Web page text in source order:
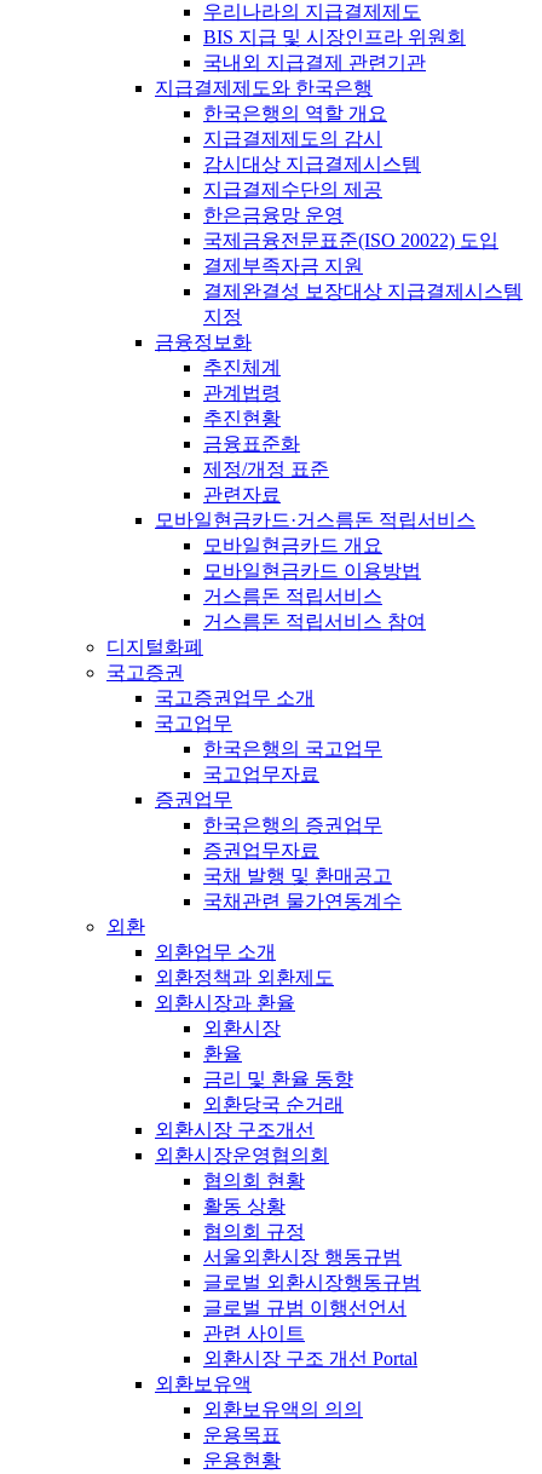
우리나라의 지급결제제도
BIS 지급 및 시장인프라 위원회
국내외 지급결제 관련기관
지급결제제도와 한국은행
한국은행의 역할 개요
지급결제제도의 감시
감시대상 지급결제시스템
지급결제수단의 제공
한은금융망 운영
국제금융전문표준(ISO 20022) 도입
결제부족자금 지원
결제완결성 보장대상 지급결제시스템
지정
금융정보화
추진체계
관계법령
추진현황
금융표준화
제정/개정 표준
관련자료
모바일현금카드·거스름돈 적립서비스
모바일현금카드 개요
모바일현금카드 이용방법
거스름돈 적립서비스
거스름돈 적립서비스 참여
디지털화폐
국고증권
국고증권업무 소개
국고업무
한국은행의 국고업무
국고업무자료
증권업무
한국은행의 증권업무
증권업무자료
국채 발행 및 환매공고
국채관련 물가연동계수
외환
외환업무 소개
외환정책과 외환제도
외환시장과 환율
외환시장
환율
금리 및 환율 동향
외환당국 순거래
외환시장 구조개선
외환시장운영협의회
협의회 현황
활동 상황
협의회 규정
서울외환시장 행동규범
글로벌 외환시장행동규범
글로벌 규범 이행선언서
관련 사이트
외환시장 구조 개선 Portal
외환보유액
외환보유액의 의의
운용목표
운용현황